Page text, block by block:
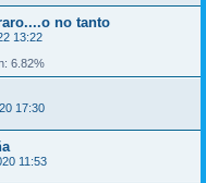
no tanto
13:22
6.82%
17:30
11:53